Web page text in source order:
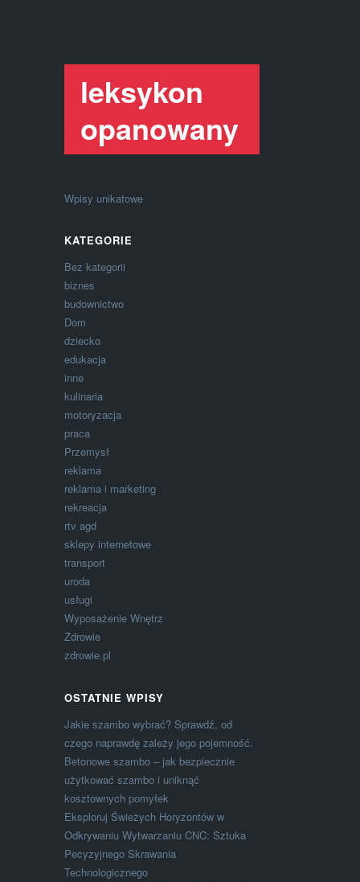
leksykon
opanowany
Wpisy unikatowe
KATEGORIE
Bez kategorii
biznes
budownictwo
Dom
dziecko
edukacja
inne
kulinaria
motoryzacja
praca
Przemysł
reklama
reklama i marketing
rekreacja
rtv agd
sklepy internetowe
transport
uroda
usługi
Wyposażenie Wnętrz
Zdrowie
zdrowie.pl
OSTATNIE WPISY
Jakie szambo wybrać? Sprawdź, od
czego naprawdę zależy jego pojemność.
Betonowe szambo – jak bezpiecznie
użytkować szambo i uniknąć
kosztownych pomyłek
Eksploruj Świeżych Horyzontów w
Odkrywaniu Wytwarzaniu CNC: Sztuka
Pecyzyjnego Skrawania
Technologicznego